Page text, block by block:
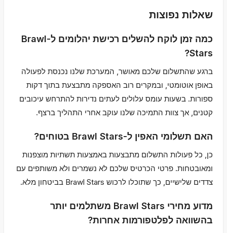
שאלות נפוצות
כמה זמן לוקח להשלים רכישת יהלומים ל-Brawl
Stars?
ברגע שהתשלום שלכם מאושר, המערכת שלנו נכנסת לפעולה
באופן אוטומטי, ובמקרים רוב האספקה מתבצעת בתוך דקות
ספורות. בשעות עומס עלולים לעתים נדירות להתרחש עיכובים
קטנים, אך צוות התמיכה שלנו עוקב אחרי התהליך ברצף.
האם תשלומי האפין ל-Brawl Stars בטוחים?
כן, כל פעולות התשלום מתבצעות באמצעות תשתיות מוצפנות
ומאובטחות. פרטי הכרטיס שלכם לא נשמרים ולא משותפים עם
צדדים שלישיים, כך שתוכלו לרכוש Brawl Stars בביטחון מלא.
מדוע מחירי Brawl Stars משתלמים יותר
בהשוואה לפלטפורמות אחרות?